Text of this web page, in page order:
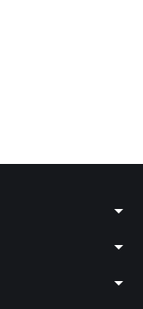
arrow_drop_down
arrow_drop_down
arrow_drop_down